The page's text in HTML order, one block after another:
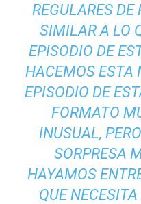
REGULARES
SIMILAR A LO
EPISODIO DE
HACEMOS ESTA
EPISODIO DE
FORMATO
INUSUAL,
SORPRESA
HAYAMOS
QUE